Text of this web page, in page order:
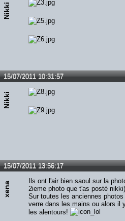
Nikki
15/07/2011 10:31:57
Nikki
15/07/2011 13:56:17
xena Ils ont l'air bien saoul sur la
2ieme photo que t'as posté nikki)
Sur toutes les anciennes
verre dans les mains ou alors il
les alentours!